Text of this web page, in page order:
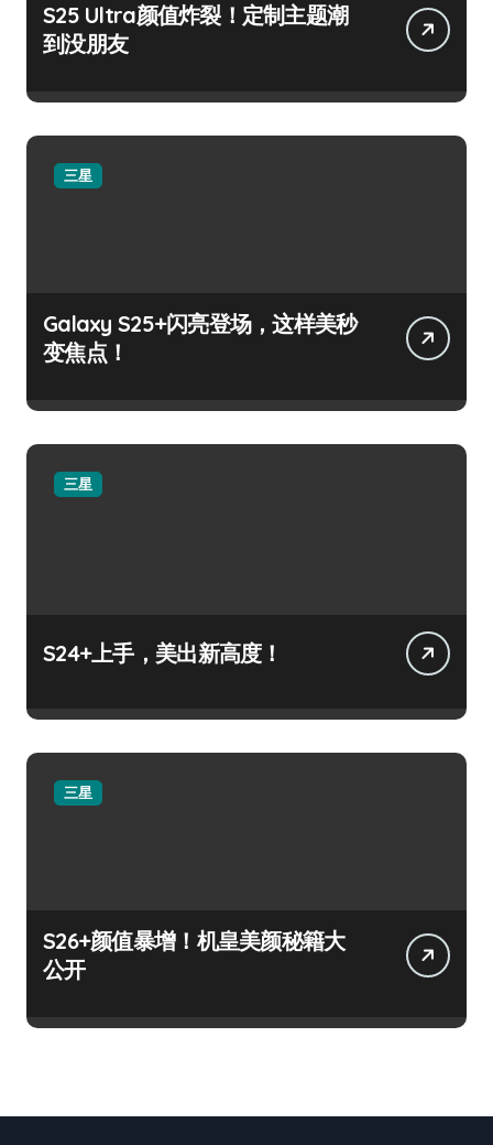
S25 Ultra颜值炸裂！定制主题潮
到没朋友
三星
Galaxy S25+闪亮登场，这样美秒
变焦点！
三星
S24+上手，美出新高度！
三星
S26+颜值暴增！机皇美颜秘籍大
公开